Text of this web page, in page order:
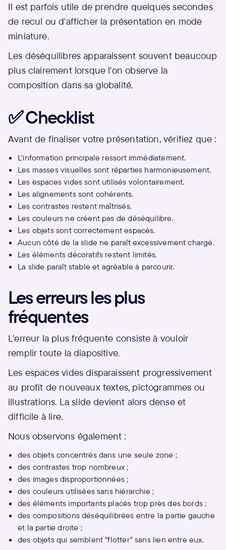
Il est parfois utile de prendre quelques secondes
de recul ou d'afficher la présentation en mode
miniature.
Les déséquilibres apparaissent souvent beaucoup
plus clairement lorsque l'on observe la
composition dans sa globalité.
✅ Checklist
Avant de finaliser votre présentation, vérifiez que :
L'information principale ressort immédiatement.
Les masses visuelles sont réparties harmonieusement.
Les espaces vides sont utilisés volontairement.
Les alignements sont cohérents.
Les contrastes restent maîtrisés.
Les couleurs ne créent pas de déséquilibre.
Les objets sont correctement espacés.
Aucun côté de la slide ne paraît excessivement chargé.
Les éléments décoratifs restent limités.
La slide paraît stable et agréable à parcourir.
Les erreurs les plus
fréquentes
L'erreur la plus fréquente consiste à vouloir
remplir toute la diapositive.
Les espaces vides disparaissent progressivement
au profit de nouveaux textes, pictogrammes ou
illustrations. La slide devient alors dense et
difficile à lire.
Nous observons également :
des objets concentrés dans une seule zone ;
des contrastes trop nombreux ;
des images disproportionnées ;
des couleurs utilisées sans hiérarchie ;
des éléments importants placés trop près des bords ;
des compositions déséquilibrées entre la partie gauche
et la partie droite ;
des objets qui semblent "flotter" sans lien entre eux.